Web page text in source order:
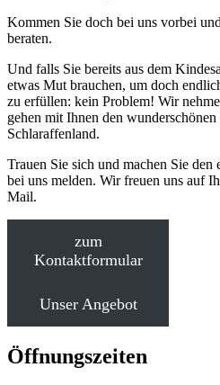
Kommen Sie doch bei uns vorbei
beraten.
Und falls Sie bereits aus dem
etwas Mut brauchen, um doch
zu erfüllen: kein Problem! Wir
gehen mit Ihnen den
Schlaraffenland.
Trauen Sie sich und machen Sie den
bei uns melden. Wir freuen uns auf
Mail.
zum
Kontaktformular
Unser Angebot
Öffnungszeiten